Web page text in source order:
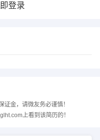
登录
金，请微友务必谨慎！
上看到该简历的！